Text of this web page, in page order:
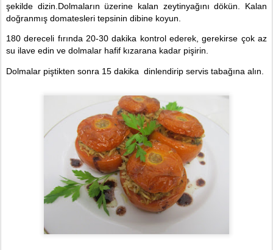
şekilde dizin.Dolmaların üzerine kalan zeytinyağını dökün. Kalan
doğranmış domatesleri tepsinin dibine koyun.
180 dereceli fırında 20-30 dakika kontrol ederek, gerekirse çok az
su ilave edin ve dolmalar hafif kızarana kadar pişirin.
Dolmalar piştikten sonra 15 dakika dinlendirip servis tabağına alın.